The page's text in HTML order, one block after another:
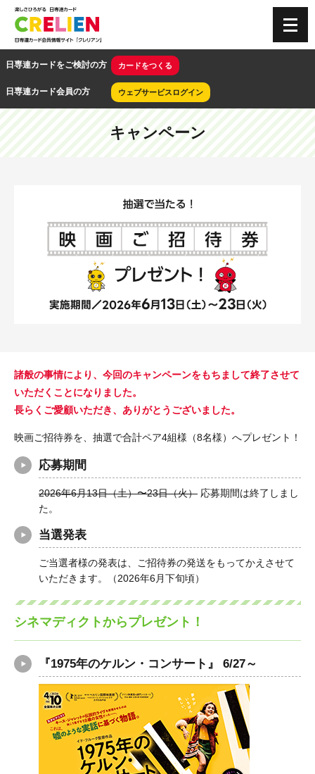
CRELIEN |
日専連カードをご検討の方 カードをつくる
日専連カード会員の方 ウェブサービスログイン
キャンペーン
諸般の事情により、今回のキャンペーンをもちまして終了させて
いただくことになりました。
⾧らくご愛顧いただき、ありがとうございました。
映画ご招待券を、抽選で合計ペア4組様（8名様）へプレゼント！
応募期間
2026年6月13日（土）〜23日（火） 応募期間は終了しまし
た。
当選発表
ご当選者様の発表は、ご招待券の発送をもってかえさせて
いただきます。（2026年6月下旬頃）
シネマディクトからプレゼント！
『1975年のケルン・コンサート』 6/27～